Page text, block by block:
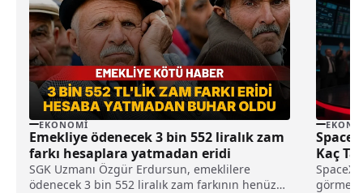
EKONOMI
Emekliye ödenecek 3 bin 552 liralık zam
farkı hesaplara yatmadan eridi
SGK Uzmanı Özgür Erdursun, emeklilere
ödenecek 3 bin 552 liralık zam farkının henüz
Kaç
SpaceX